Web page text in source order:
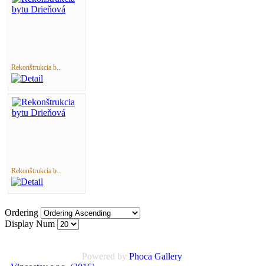
Rekonštrukcia b...
Rekonštrukcia b...
Ordering
Display Num
Powered by Phoca Gallery